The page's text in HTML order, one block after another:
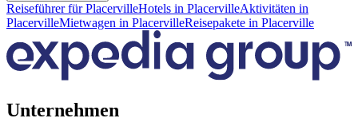
Reiseführer für PlacervilleHotels in PlacervilleAktivitäten in
PlacervilleMietwagen in PlacervilleReisepakete in Placerville
Unternehmen